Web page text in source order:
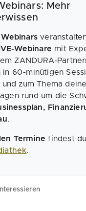
Mehr
Webinars
Webinare mit
ZANDURA-
60-minütigen
zum Thema
rund um die
.
Termine findest
.